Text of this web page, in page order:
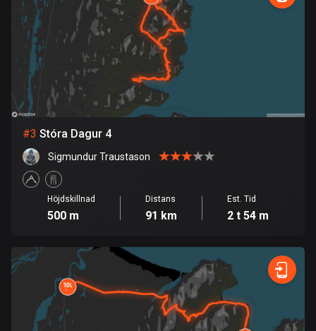
Bhutan
3 rutter
Bolivia
99 rutter
Bosnien och Hercegovina
Botswana
4 rutter
Brasilien
7538 rutter
Brunei
114 rutter
Bulgarien
725 rutter
#3 Stóra Dagur 4
Sigmundur Traustason
Höjdskillnad
500 m
Distans
91 km
Est. Tid
2 t 54 m